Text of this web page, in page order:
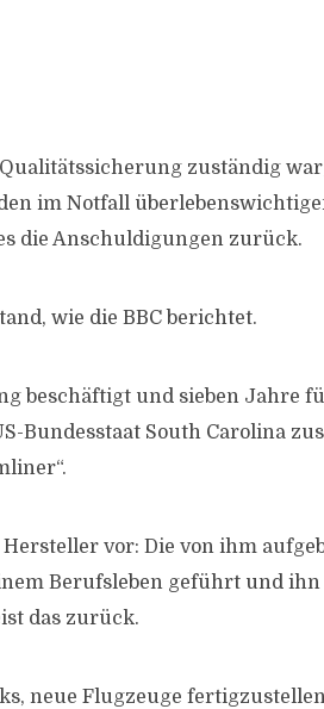
zuständig
im Notfall
die Anschuldigungen zurück.
wie die BBC berichtet.
beschäftigt und sieben Jahre
Bundesstaat South Carolina
vor: Die von ihm
Berufsleben geführt und
das zurück.
neue Flugzeuge